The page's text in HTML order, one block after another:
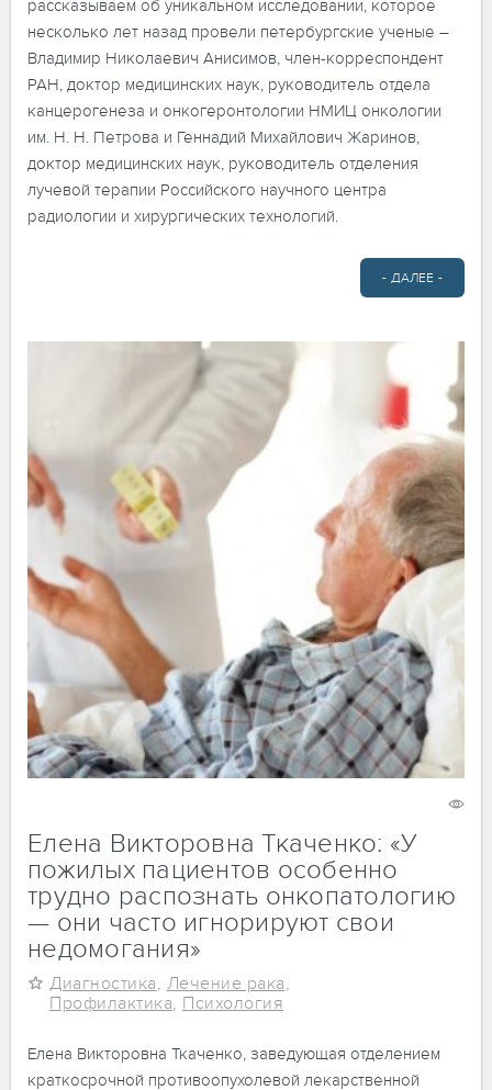
рассказываем об уникальном исследовании, которое
несколько лет назад провели петербургские ученые –
Владимир Николаевич Анисимов, член-корреспондент
РАН, доктор медицинских наук, руководитель отдела
канцерогенеза и онкогеронтологии НМИЦ онкологии
им. Н. Н. Петрова и Геннадий Михайлович Жаринов,
доктор медицинских наук, руководитель отделения
лучевой терапии Российского научного центра
радиологии и хирургических технологий.
- ДАЛЕЕ -
Елена Викторовна Ткаченко: «У
пожилых пациентов особенно
трудно распознать онкопатологию
— они часто игнорируют свои
недомогания»
Диагностика, Лечение рака,
Профилактика, Психология
Елена Викторовна Ткаченко, заведующая отделением
краткосрочной противоопухолевой лекарственной